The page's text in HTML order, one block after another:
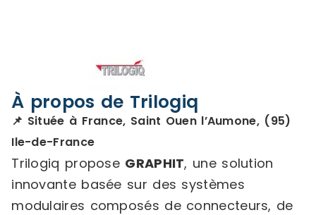
À propos de Trilogiq
📌 Située à France, Saint Ouen l’Aumone, (95)
Ile-de-France
Trilogiq propose GRAPHIT, une solution
innovante basée sur des systèmes
modulaires composés de connecteurs, de